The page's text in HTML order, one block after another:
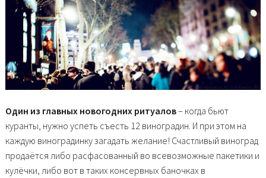
Один из главных новогодних ритуалов– когда бьют
куранты, нужно успеть съесть 12 виноградин. И при этом на
каждую виноградинку загадать желание! Счастливый виноград
продаётся либо расфасованный во всевозможные пакетики и
кулёчки, либо вот в таких консервных баночках в